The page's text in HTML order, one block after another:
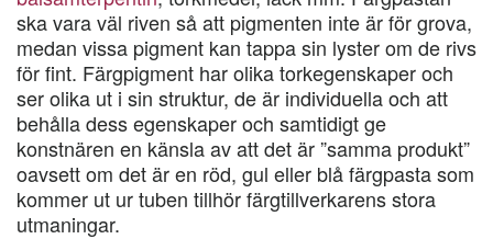
ska vara väl riven så att pigmenten inte är för grova,
medan vissa pigment kan tappa sin lyster om de rivs
för fint. Färgpigment har olika torkegenskaper och
ser olika ut i sin struktur, de är individuella och att
behålla dess egenskaper och samtidigt ge
konstnären en känsla av att det är ”samma produkt”
oavsett om det är en röd, gul eller blå färgpasta som
kommer ut ur tuben tillhör färgtillverkarens stora
utmaningar.